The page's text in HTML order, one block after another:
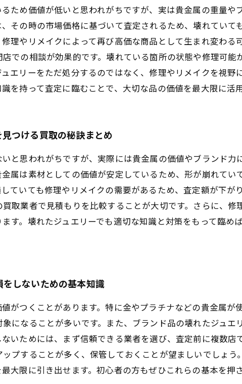
ため価値が低いと思われがちですが、実は貴金属の重量や
その時の市場価格に基づいて査定されるため、壊れていて
理やリメイクによって再び高価な商品として生まれ変わる
での相談が効果的です。壊れている箇所の状態や修理可
エリーをただ処分するのではなく、修理やリメイクを視
を持って査定に臨むことで、大切な品の価値を最大限に活
つける買取の秘訣まとめ
と思われがちですが、実際には貴金属の価値やブランド力
属は素材としての価値が安定しているため、形が崩れて
ていても修理やリメイクの需要があるため、査定額が下が
取業者で見積もりを比較することが大切です。さらに、
す。壊れたジュエリーでも適切な知識と対策をもって臨め
しないための基本知識
がつくことがあります。特に金やプラチナなどの貴金属が
になることが多いです。また、ブランド品の壊れたジュエ
いためには、まず信頼できる業者を選び、査定前に複数店
プすることが多く、保管しておくことが望ましいでしょ
大限に引き出せます。初心者の方もぜひこれらの基本を押